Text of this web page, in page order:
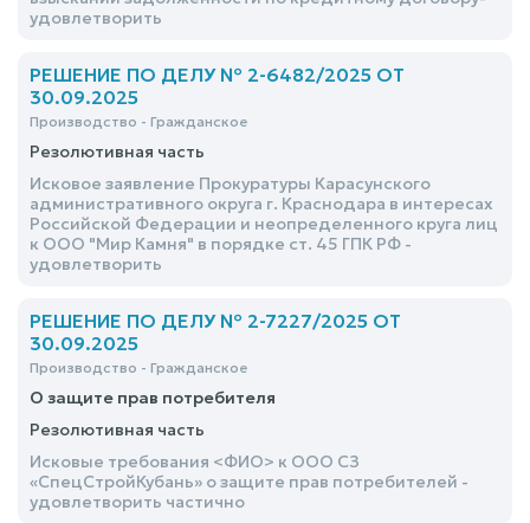
удовлетворить
РЕШЕНИЕ ПО ДЕЛУ № 2-6482/2025 ОТ
30.09.2025
Производство - Гражданское
Резолютивная часть
Исковое заявление Прокуратуры Карасунского
административного округа г. Краснодара в интересах
Российской Федерации и неопределенного круга лиц
к ООО "Мир Камня" в порядке ст. 45 ГПК РФ -
удовлетворить
РЕШЕНИЕ ПО ДЕЛУ № 2-7227/2025 ОТ
30.09.2025
Производство - Гражданское
О защите прав потребителя
Резолютивная часть
Исковые требования <ФИО> к ООО СЗ
«СпецСтройКубань» о защите прав потребителей -
удовлетворить частично